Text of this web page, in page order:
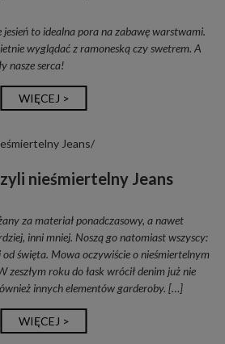
to idealna pora na zabawę warstwami.
wyglądać z ramoneską czy swetrem. A
nasze serca!
WIĘCEJ >
nieśmiertelny Jeans
za materiał ponadczasowy, a nawet
inni mniej. Noszą go natomiast wszyscy:
od święta. Mowa oczywiście o nieśmiertelnym
zeszłym roku do łask wrócił denim już nie
innych elementów garderoby. […]
WIĘCEJ >